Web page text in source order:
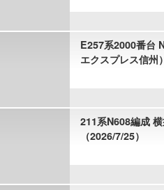
E257系2000番台
エクスプレス信州
211系N608編成
（2026/7/25）